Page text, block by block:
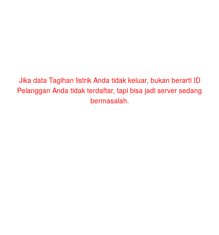
Jika data Tagihan listrik Anda tidak keluar, bukan berarti ID
Pelanggan Anda tidak terdaftar, tapi bisa jadi server sedang
bermasalah.